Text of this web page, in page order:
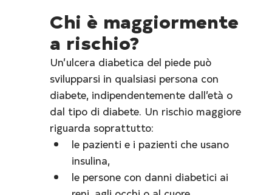
Chi è maggiormente
a rischio?
Un’ulcera diabetica del piede può
svilupparsi in qualsiasi persona con
diabete, indipendentemente dall’età o
dal tipo di diabete. Un rischio maggiore
riguarda soprattutto:
le pazienti e i pazienti che usano
insulina,
le persone con danni diabetici ai